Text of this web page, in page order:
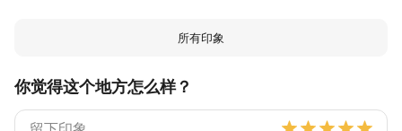
所有印象
你觉得这个地方怎么样？